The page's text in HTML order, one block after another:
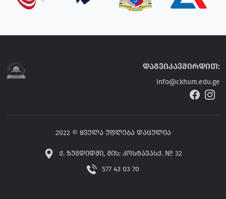
დაგვიკავშირდით:
info@ckhum.edu.ge
2022 © ყველა უფლება დაცულია
ქ. ზუგდიდში, მის: კოსტავასქ. № 32
577 43 03 70